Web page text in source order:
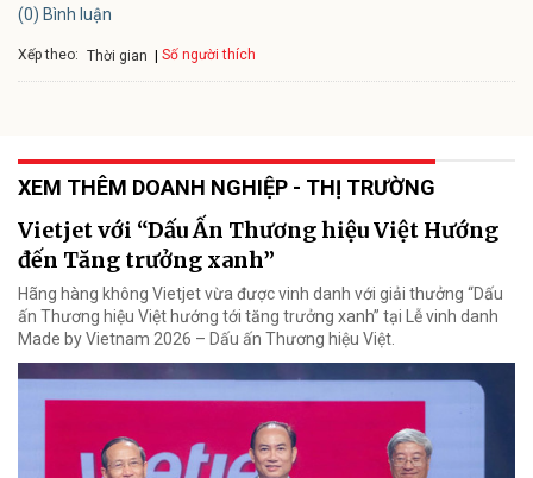
(0) Bình luận
Xếp theo: Thời gian Số người thích
XEM THÊM DOANH NGHIỆP - THỊ TRƯỜNG
Vietjet với “Dấu Ấn Thương hiệu Việt Hướng
đến Tăng trưởng xanh”
Hãng hàng không Vietjet vừa được vinh danh với giải thưởng “Dấu
ấn Thương hiệu Việt hướng tới tăng trưởng xanh” tại Lễ vinh danh
Made by Vietnam 2026 – Dấu ấn Thương hiệu Việt.